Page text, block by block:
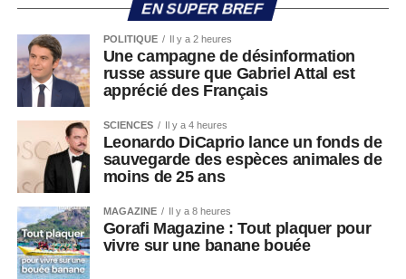
EN SUPER BREF
POLITIQUE Il y a 2 heures
Une campagne de désinformation
russe assure que Gabriel Attal est
apprécié des Français
SCIENCES Il y a 4 heures
Leonardo DiCaprio lance un fonds de
sauvegarde des espèces animales de
moins de 25 ans
MAGAZINE Il y a 8 heures
Gorafi Magazine : Tout plaquer pour
vivre sur une banane bouée